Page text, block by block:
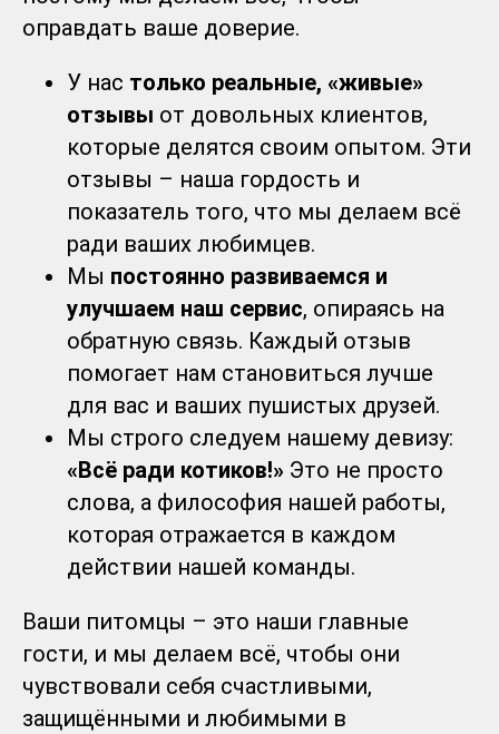
оправдать ваше доверие.
У нас только реальные, «живые»
отзывы от довольных клиентов,
которые делятся своим опытом. Эти
отзывы – наша гордость и
показатель того, что мы делаем всё
ради ваших любимцев.
Мы постоянно развиваемся и
улучшаем наш сервис, опираясь на
обратную связь. Каждый отзыв
помогает нам становиться лучше
для вас и ваших пушистых друзей.
Мы строго следуем нашему девизу:
«Всё ради котиков!» Это не просто
слова, а философия нашей работы,
которая отражается в каждом
действии нашей команды.
Ваши питомцы – это наши главные
гости, и мы делаем всё, чтобы они
чувствовали себя счастливыми,
защищёнными и любимыми в